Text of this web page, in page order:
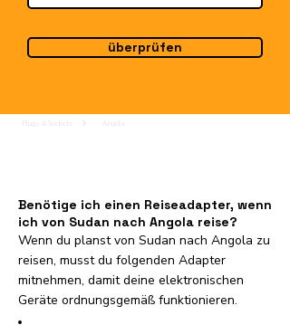
überprüfen
Benötige ich einen Reiseadapter, wenn
ich von Sudan nach Angola reise?
Wenn du planst von Sudan nach Angola zu
reisen, musst du folgenden Adapter
mitnehmen, damit deine elektronischen
Geräte ordnungsgemäß funktionieren.